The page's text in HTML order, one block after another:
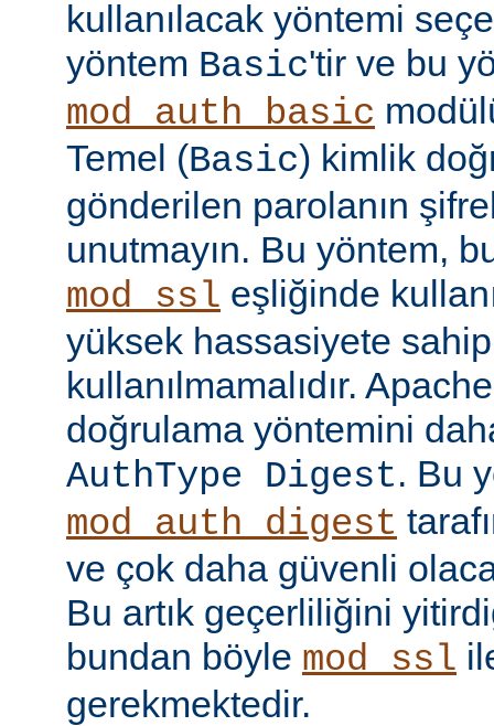
kullanılacak yöntemi
yöntem Basic'tir ve bu
mod_auth_basic
Temel (Basic) kimlik
gönderilen parolanın
unutmayın. Bu yöntem,
mod_ssl eşliğinde
yüksek hassasiyete
kullanılmamalıdır.
doğrulama yöntemini
AuthType Digest. Bu
mod_auth_digest
ve çok daha güvenli
Bu artık geçerliliğini
bundan böyle mod_ssl
gerekmektedir.